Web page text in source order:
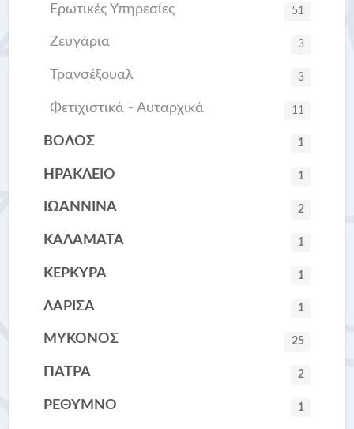
Ερωτικές Υπηρεσίες 51
Ζευγάρια 3
Τρανσέξουαλ 3
Φετιχιστικά - Αυταρχικά 11
ΒΟΛΟΣ 1
ΗΡΑΚΛΕΙΟ 1
ΙΩΑΝΝΙΝΑ 2
ΚΑΛΑΜΑΤΑ 1
ΚΕΡΚΥΡΑ 1
ΛΑΡΙΣΑ 1
ΜΥΚΟΝΟΣ 25
ΠΑΤΡΑ 2
ΡΕΘΥΜΝΟ 1